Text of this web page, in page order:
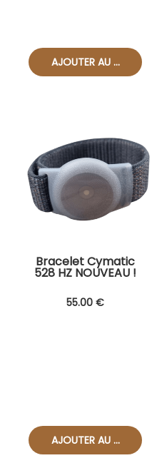
Bracelet Cymatic
528 HZ NOUVEAU !
55.00 €